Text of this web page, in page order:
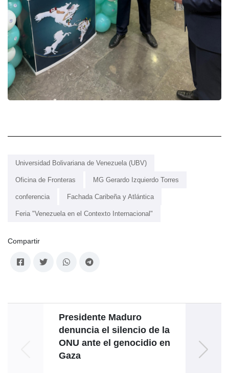
Universidad Bolivariana de Venezuela (UBV)
Oficina de Fronteras MG Gerardo Izquierdo Torres
conferencia Fachada Caribeña y Atlántica
Feria "Venezuela en el Contexto Internacional"
Compartir
Presidente Maduro
denuncia el silencio de la
ONU ante el genocidio en
Gaza